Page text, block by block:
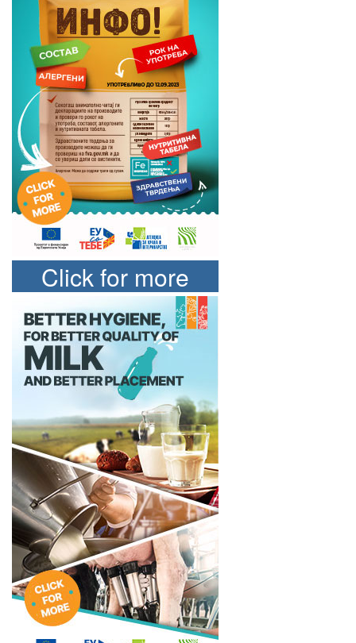
Click for more